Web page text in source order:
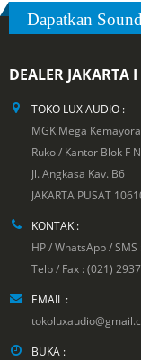
Dapatkan
DEALER JAKARTA I
TOKO LUX AUDIO :
MGK Mega
Ruko / Kantor Blok F
Jl. Angkasa Kav. B6
JAKARTA PUSAT
KONTAK :
HP / WhatsApp /
Telp / Fax : (021)
EMAIL :
BUKA :